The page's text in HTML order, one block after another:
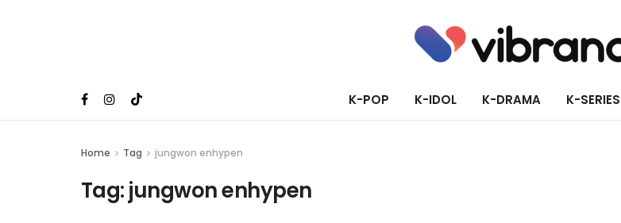
K-POP K-IDOL K-DRAMA K-SERIES
Home Tag jungwon enhypen
Tag:jungwon enhypen